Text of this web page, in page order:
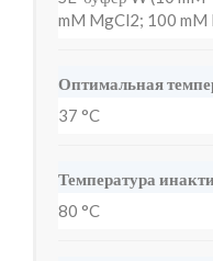
mM MgCl2; 100 mM
Оптимальная
37 °C
Температура
80 °C